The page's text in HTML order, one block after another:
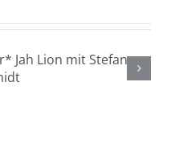
*20.04. Uhr*
Live mit Ingo